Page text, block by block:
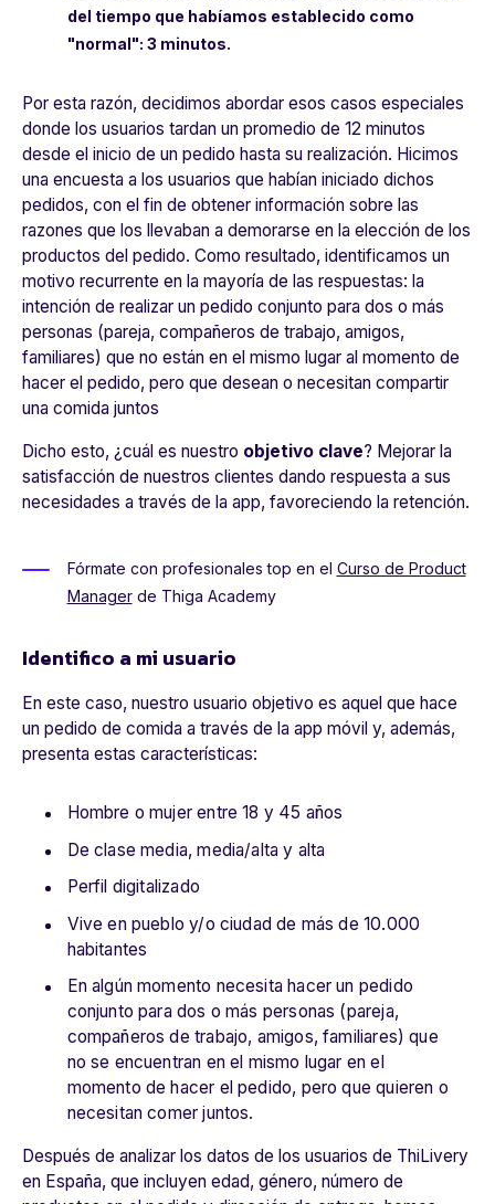
del tiempo que habíamos establecido como
"normal": 3 minutos.
Por esta razón, decidimos abordar esos casos especiales
donde los usuarios tardan un promedio de 12 minutos
desde el inicio de un pedido hasta su realización. Hicimos
una encuesta a los usuarios que habían iniciado dichos
pedidos, con el fin de obtener información sobre las
razones que los llevaban a demorarse en la elección de los
productos del pedido. Como resultado, identificamos un
motivo recurrente en la mayoría de las respuestas: la
intención de realizar un pedido conjunto para dos o más
personas (pareja, compañeros de trabajo, amigos,
familiares) que no están en el mismo lugar al momento de
hacer el pedido, pero que desean o necesitan compartir
una comida juntos
Dicho esto, ¿cuál es nuestro objetivo clave? Mejorar la
satisfacción de nuestros clientes dando respuesta a sus
necesidades a través de la app, favoreciendo la retención.
Fórmate con profesionales top en el Curso de Product
Managerde Thiga Academy
Identifico a mi usuario
En este caso, nuestro usuario objetivo es aquel que hace
un pedido de comida a través de la app móvil y, además,
presenta estas características:
Hombre o mujer entre 18 y 45 años
De clase media, media/alta y alta
Perfil digitalizado
Vive en pueblo y/o ciudad de más de 10.000
habitantes
En algún momento necesita hacer un pedido
conjunto para dos o más personas (pareja,
compañeros de trabajo, amigos, familiares) que
no se encuentran en el mismo lugar en el
momento de hacer el pedido, pero que quieren o
necesitan comer juntos.
Después de analizar los datos de los usuarios de ThiLivery
en España, que incluyen edad, género, número de